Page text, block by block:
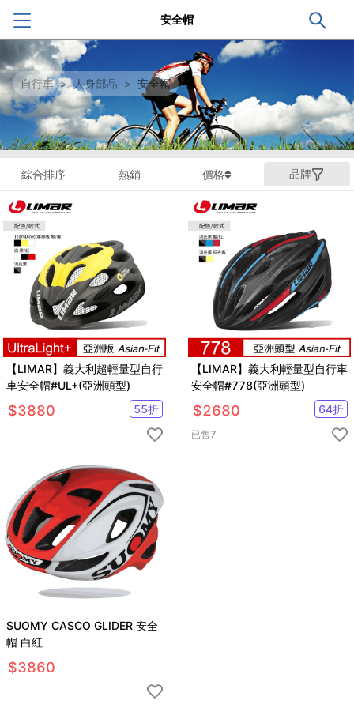
安全帽
自行車 > 人身部品 > 安全帽
綜合排序 熱銷 價格 品牌
【LIMAR】義大利超輕量型自行
車安全帽#UL+(亞洲頭型)
$3880 55折
【LIMAR】義大利輕量型自行車
安全帽#778(亞洲頭型)
$2680 64折
已售7
SUOMY CASCO GLIDER 安全
帽 白紅
$3860